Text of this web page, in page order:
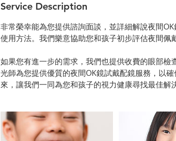
Service Description
非常榮幸能為您提供諮詢面談，並詳細解說夜間
使用方法。我們樂意協助您和孩子初步評估夜間佩
如果您有進一步的需求，我們也提供收費的眼部
光師為您提供優質的夜間OK鏡試戴配鏡服務，以
來，讓我們一同為您和孩子的視力健康尋找最佳解